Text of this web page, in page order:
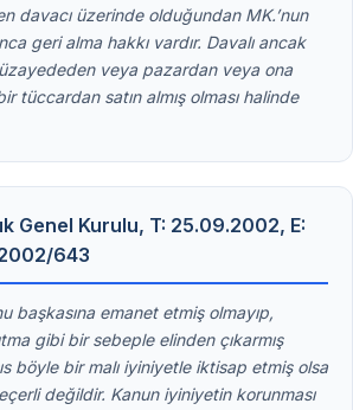
davacı üzerinde olduğundan MK.’nun
geri alma hakkı vardır. Davalı ancak
veya pazardan veya ona
tüccardan satın almış olması halinde
Genel Kurulu, T: 25.09.2002, E:
643
başkasına emanet etmiş olmayıp,
gibi bir sebeple elinden çıkarmış
böyle bir malı iyiniyetle iktisap etmiş olsa
değildir. Kanun iyiniyetin korunması